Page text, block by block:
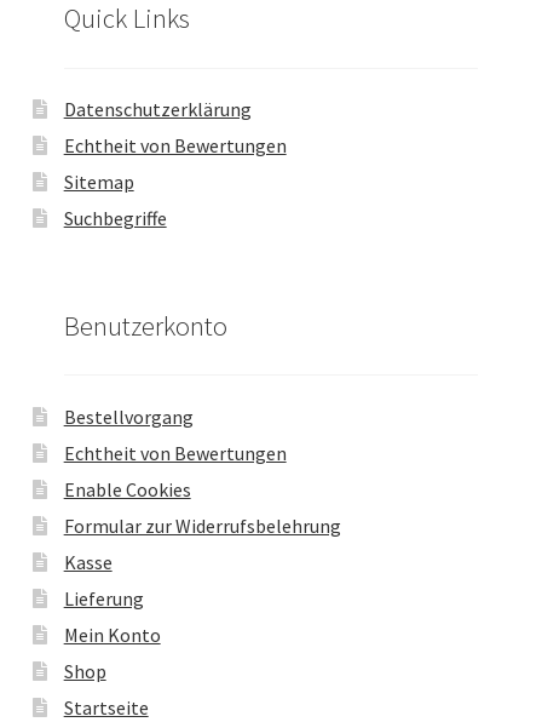
Quick Links
Datenschutzerklärung
Echtheit von Bewertungen
Sitemap
Suchbegriffe
Benutzerkonto
Bestellvorgang
Echtheit von Bewertungen
Enable Cookies
Formular zur Widerrufsbelehrung
Kasse
Lieferung
Mein Konto
Shop
Startseite